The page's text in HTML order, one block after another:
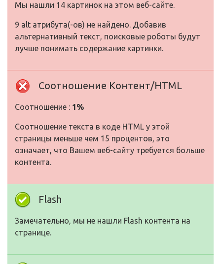
Мы нашли 14 картинок на этом веб-сайте.
9 alt атрибута(-ов) не найдено. Добавив
альтернативный текст, поисковые роботы будут
лучше понимать содержание картинки.
Соотношение Контент/HTML
Соотношение : 1%
Соотношение текста в коде HTML у этой
страницы меньше чем 15 процентов, это
означает, что Вашем веб-сайту требуется больше
контента.
Flash
Замечательно, мы не нашли Flash контента на
странице.